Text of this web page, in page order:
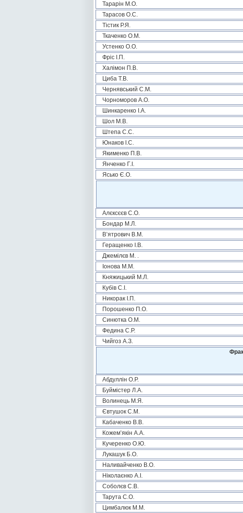
Тарарін М.О.
Тарасов О.С.
Тістик Р.Я.
Ткаченко О.М.
Устенко О.О.
Фріс І.П.
Халімон П.В.
Циба Т.В.
Чернявський С.М.
Чорноморов А.О.
Шинкаренко І.А.
Шол М.В.
Штепа С.С.
Юнаков І.С.
Якименко П.В.
Янченко Г.І.
Ясько Є.О.
Алєксєєв С.О.
Бондар М.Л.
В’ятрович В.М.
Геращенко І.В.
Джемілєв М. .
Іонова М.М.
Княжицький М.Л.
Кубів С.І.
Никорак І.П.
Порошенко П.О.
Синютка О.М.
Федина С.Р.
Чийгоз А.З.
Абдуллін О.Р.
Буймістер Л.А.
Волинець М.Я.
Євтушок С.М.
Кабаченко В.В.
Кожем’якін А.А.
Кучеренко О.Ю.
Лукашук Б.О.
Наливайченко В.О.
Ніколаєнко А.І.
Соболєв С.В.
Тарута С.О.
Цимбалюк М.М.